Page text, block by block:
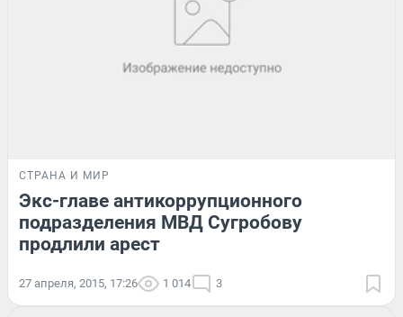
СТРАНА И МИР
Экс-главе антикоррупционного
подразделения МВД Сугробову
продлили арест
27 апреля, 2015, 17:26 1 014 3